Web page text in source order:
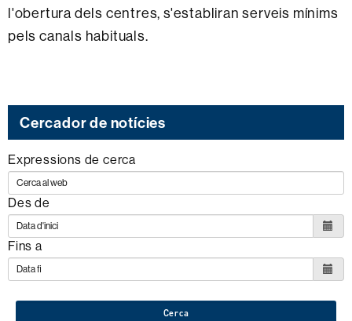
l'obertura dels centres, s'establiran serveis mínims
pels canals habituals.
Cercador de notícies
Expressions de cerca
Des de
Fins a
Cerca